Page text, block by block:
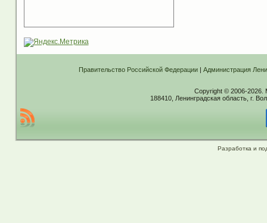
Правительство Российской Федерации| Администрация
Copyright © 2006-2026.
188410, Ленинградская область, г.
Разработка и